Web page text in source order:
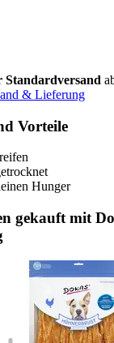
Standardversand
& Lieferung
Vorteile
Hunger
gekauft mit